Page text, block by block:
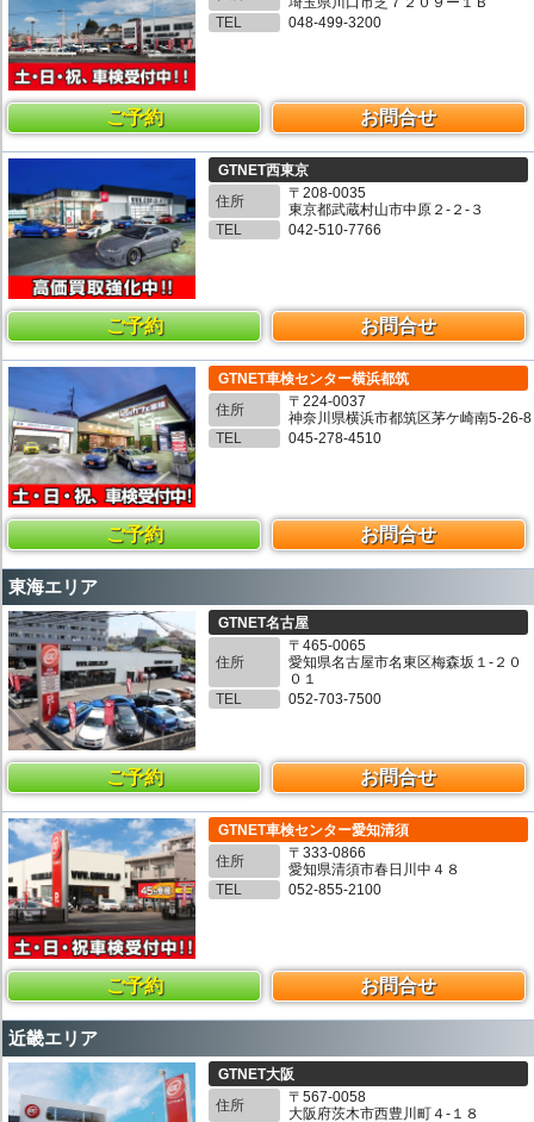
TEL
048-499-3200
ご予約 お問合せ
GTNET西東京
住所
〒208-0035
東京都武蔵村山市中原２-２-３
TEL
042-510-7766
ご予約 お問合せ
GTNET車検センター横浜都筑
住所
〒224-0037
神奈川県横浜市都筑区茅ケ崎南5-26-8
TEL
045-278-4510
ご予約 お問合せ
東海エリア
GTNET名古屋
住所
〒465-0065
愛知県名古屋市名東区梅森坂１-２０
０１
TEL
052-703-7500
ご予約 お問合せ
GTNET車検センター愛知清須
住所
〒333-0866
愛知県清須市春日川中４８
TEL
052-855-2100
ご予約 お問合せ
近畿エリア
GTNET大阪
住所
〒567-0058
大阪府茨木市西豊川町４-１８